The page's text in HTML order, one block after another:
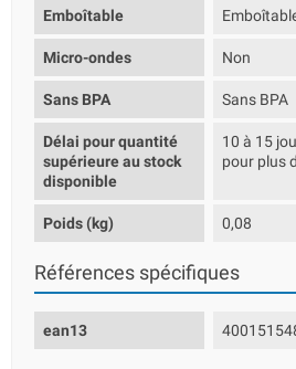
Emboîtable
Micro-ondes Non
Sans BPA Sans BPA
Délai pour quantité
supérieure au stock
disponible
10 à 15
pour plus
Poids (kg) 0,08
Références spécifiques
ean13